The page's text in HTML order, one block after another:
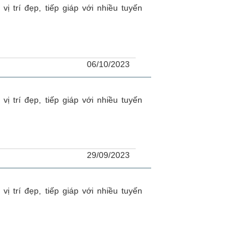
vị trí đẹp, tiếp giáp với nhiều tuyến
06/10/2023
vị trí đẹp, tiếp giáp với nhiều tuyến
29/09/2023
vị trí đẹp, tiếp giáp với nhiều tuyến